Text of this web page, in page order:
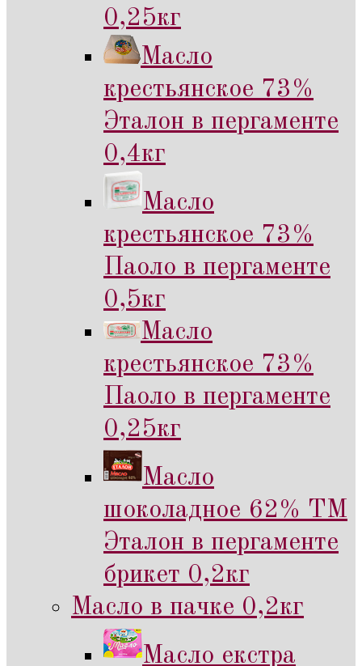
0,25кг
Масло
крестьянское 73%
Эталон в пергаменте
0,4кг
Масло
крестьянское 73%
Паоло в пергаменте
0,5кг
Масло
крестьянское 73%
Паоло в пергаменте
0,25кг
Масло
шоколадное 62% ТМ
Эталон в пергаменте
брикет 0,2кг
Масло в пачке 0,2кг
Масло екстра